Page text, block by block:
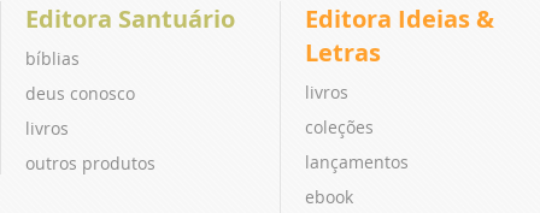
Editora Santuário
bíblias
deus conosco
livros
outros produtos
Editora Ideias &
Letras
livros
coleções
lançamentos
ebook